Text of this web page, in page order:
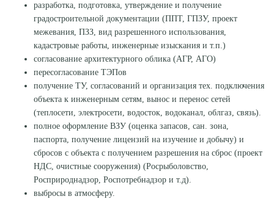
разработка, подготовка, утверждение и получение
градостроительной документации (ППТ, ГПЗУ, проект
межевания, ПЗЗ, вид разрешенного использования,
кадастровые работы, инженерные изыскания и т.п.)
согласование архитектурного облика (АГР, АГО)
пересогласование ТЭПов
получение ТУ, согласований и организация тех. подключения
объекта к инженерным сетям, вынос и перенос сетей
(теплосети, электросети, водосток, водоканал, облгаз, связь).
полное оформление ВЗУ (оценка запасов, сан. зона,
паспорта, получение лицензий на изучение и добычу) и
сбросов с объекта с получением разрешения на сброс (проект
НДС, очистные сооружения) (Росрыболовство,
Росприроднадзор, Роспотребнадзор и т.д).
выбросы в атмосферу.